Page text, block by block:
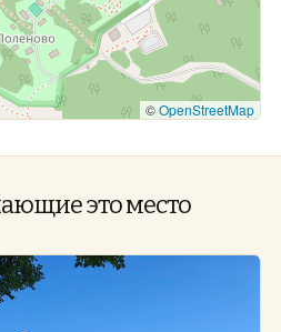
©OpenStreetMap
это место